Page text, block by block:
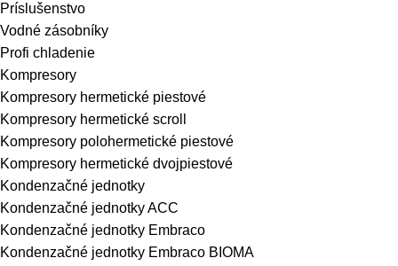
Príslušenstvo
Vodné zásobníky
Profi chladenie
Kompresory
Kompresory hermetické piestové
Kompresory hermetické scroll
Kompresory polohermetické piestové
Kompresory hermetické dvojpiestové
Kondenzačné jednotky
Kondenzačné jednotky ACC
Kondenzačné jednotky Embraco
Kondenzačné jednotky Embraco BIOMA